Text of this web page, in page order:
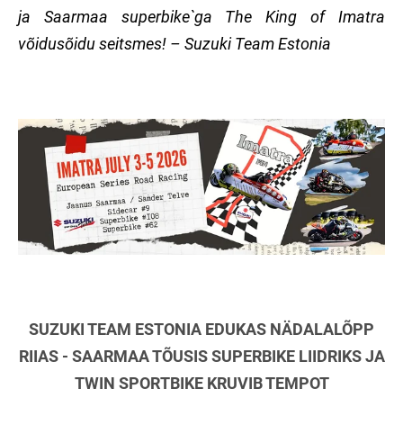
ja Saarmaa superbike`ga The King of Imatra
võidusõidu seitsmes! – Suzuki Team Estonia
SUZUKI TEAM ESTONIA EDUKAS NÄDALALÕPP
RIIAS - SAARMAA TÕUSIS SUPERBIKE LIIDRIKS JA
TWIN SPORTBIKE KRUVIB TEMPOT